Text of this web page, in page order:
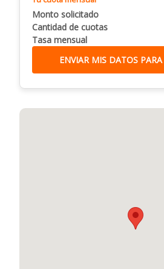
Monto solicitado
Cantidad de cuotas
Tasa mensual
ENVIAR MIS DATOS